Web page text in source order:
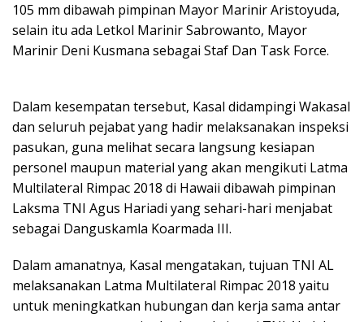
105 mm dibawah pimpinan Mayor Marinir Aristoyuda,
selain itu ada Letkol Marinir Sabrowanto, Mayor
Marinir Deni Kusmana sebagai Staf Dan Task Force.
Dalam kesempatan tersebut, Kasal didampingi Wakasal
dan seluruh pejabat yang hadir melaksanakan inspeksi
pasukan, guna melihat secara langsung kesiapan
personel maupun material yang akan mengikuti Latma
Multilateral Rimpac 2018 di Hawaii dibawah pimpinan
Laksma TNI Agus Hariadi yang sehari-hari menjabat
sebagai Danguskamla Koarmada III.
Dalam amanatnya, Kasal mengatakan, tujuan TNI AL
melaksanakan Latma Multilateral Rimpac 2018 yaitu
untuk meningkatkan hubungan dan kerja sama antar